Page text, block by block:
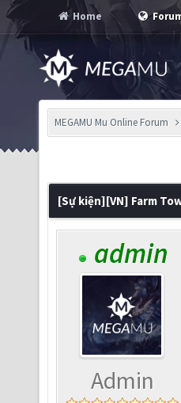
Home
MEGAMU Mu Online Forum
[Sự kiện][VN] Farm
admin
Admin